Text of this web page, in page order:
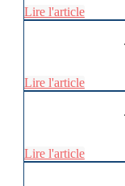
Lire l'article
Lire l'article
Lire l'article